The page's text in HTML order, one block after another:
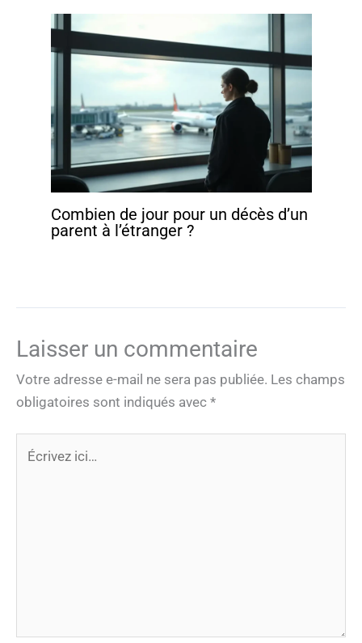
Combien de jour pour un décès d’un
parent à l’étranger ?
Laisser un commentaire
Votre adresse e-mail ne sera pas publiée. Les champs
obligatoires sont indiqués avec *